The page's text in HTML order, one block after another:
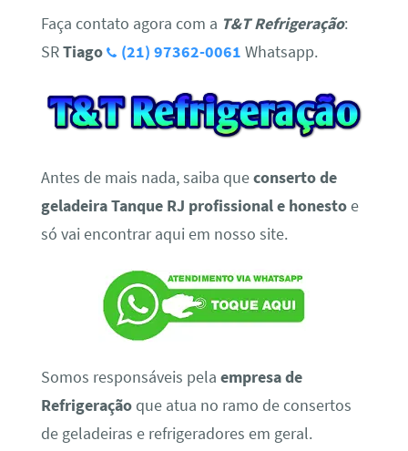
Faça contato agora com a T&T Refrigeração:
SRTiago (21) 97362-0061 Whatsapp.
Antes de mais nada, saiba queconserto de
geladeira Tanque RJ profissional e honestoe
só vai encontrar aqui em nosso site.
Somos responsáveis pela empresa de
Refrigeraçãoque atua no ramo de consertos
de geladeiras e refrigeradores em geral.